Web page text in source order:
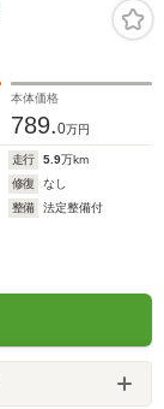
本体価格
789.0万円
走行 5.9万km
修復
なし
整備
法定整備付